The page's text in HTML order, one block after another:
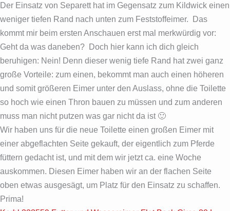
Der Einsatz von Separett hat im Gegensatz zum Kildwick einen
weniger tiefen Rand nach unten zum Feststoffeimer. Das
kommt mir beim ersten Anschauen erst mal merkwürdig vor:
Geht da was daneben? Doch hier kann ich dich gleich
beruhigen: Nein! Denn dieser wenig tiefe Rand hat zwei ganz
große Vorteile: zum einen, bekommt man auch einen höheren
und somit größeren Eimer unter den Auslass, ohne die Toilette
so hoch wie einen Thron bauen zu müssen und zum anderen
muss man nicht putzen was gar nicht da ist 🙂
Wir haben uns für die neue Toilette einen großen Eimer mit
einer abgeflachten Seite gekauft, der eigentlich zum Pferde
füttern gedacht ist, und mit dem wir jetzt ca. eine Woche
auskommen. Diesen Eimer haben wir an der flachen Seite
oben etwas ausgesägt, um Platz für den Einsatz zu schaffen.
Prima!